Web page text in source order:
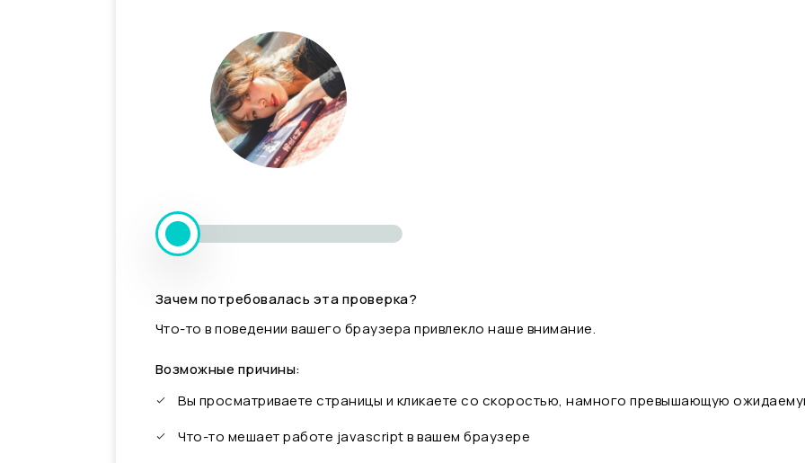
Зачем потребовалась эта проверка?
Что-то в поведении вашего браузера привлекло наше внимание.
Возможные причины:
Вы просматриваете страницы и кликаете со скоростью, намного превышающую
Что-то мешает работе javascript в вашем браузере